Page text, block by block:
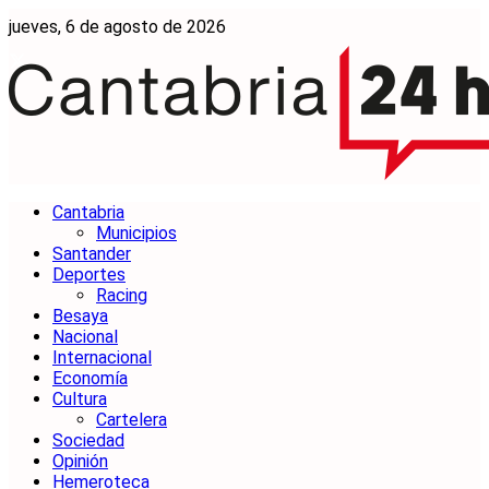
jueves, 6 de agosto de 2026
Cantabria
Municipios
Santander
Deportes
Racing
Besaya
Nacional
Internacional
Economía
Cultura
Cartelera
Sociedad
Opinión
Hemeroteca